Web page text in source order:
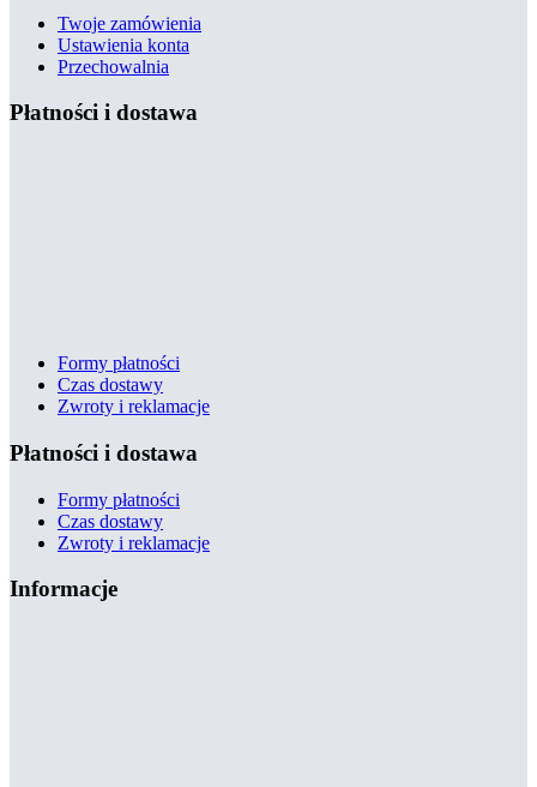
Twoje zamówienia
Ustawienia konta
Przechowalnia
Płatności i dostawa
Formy płatności
Czas dostawy
Zwroty i reklamacje
Płatności i dostawa
Formy płatności
Czas dostawy
Zwroty i reklamacje
Informacje